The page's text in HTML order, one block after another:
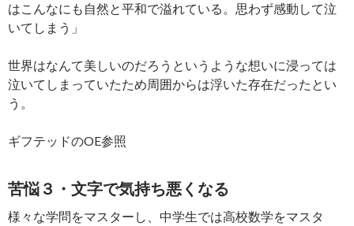
はこんなにも自然と平和で溢れている。思わず感動して泣
いてしまう」
世界はなんて美しいのだろうというような想いに浸っては
泣いてしまっていたため周囲からは浮いた存在だったとい
う。
ギフテッドのOE参照
苦悩３・文字で気持ち悪くなる
様々な学問をマスターし、中学生では高校数学をマスタ